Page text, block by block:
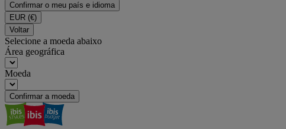
Confirmar o meu país e idioma
EUR (€)
Voltar
Selecione a moeda abaixo
Área geográfica
Moeda
Confirmar a moeda